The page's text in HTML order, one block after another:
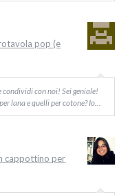
pop (e
con noi! Sei geniale!
lana e quelli per cotone? Io…
cappottino per